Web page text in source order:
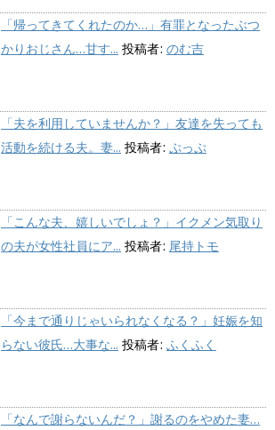
「帰ってきてくれたのか…」有罪となったぶつ
かりおじさん…甘す... 投稿者: のむ吉
「夫を利用していませんか？」友達を失っても
活動を続ける夫。妻... 投稿者: ぷっぷ
「こんな夫、嬉しいでしょ？」イクメン気取り
の夫が女性社員にア... 投稿者: 尾持トモ
「今まで通りじゃいられなくなる？」妊娠を知
らない彼氏…大事な... 投稿者: ふくふく
「なんで謝らないんだ？」謝るのをやめた妻…